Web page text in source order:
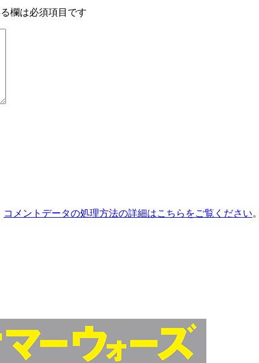
欄は必須項目です
コメントデータの処理方法の詳細はこちらをご覧ください